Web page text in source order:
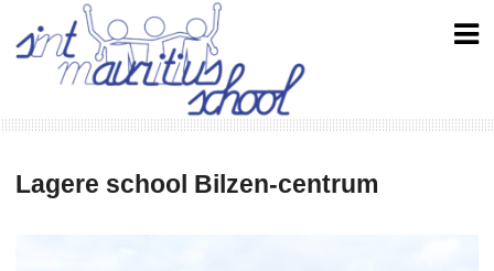
content
Lagere school Bilzen-centrum